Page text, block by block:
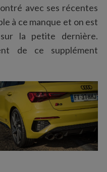
avec ses récentes
à ce manque et on est
la petite dernière.
de ce supplément